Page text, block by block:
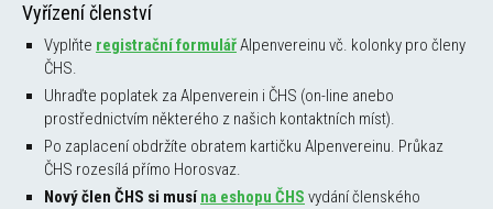
Vyřízení členství
Vyplňte registrační formulářAlpenvereinu vč. kolonky pro členy
ČHS.
Uhraďte poplatek za Alpenverein i ČHS (on-line anebo
prostřednictvím některého z našich kontaktních míst).
Po zaplacení obdržíte obratem kartičku Alpenvereinu. Průkaz
ČHS rozesílá přímo Horosvaz.
Nový člen ČHS si musí na eshopu ČHS vydání členského